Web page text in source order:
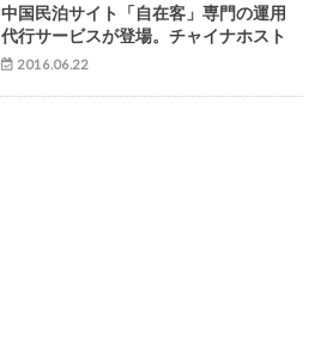
中国民泊サイト「自在客」専門の運用
代行サービスが登場。チャイナホスト
2016.06.22